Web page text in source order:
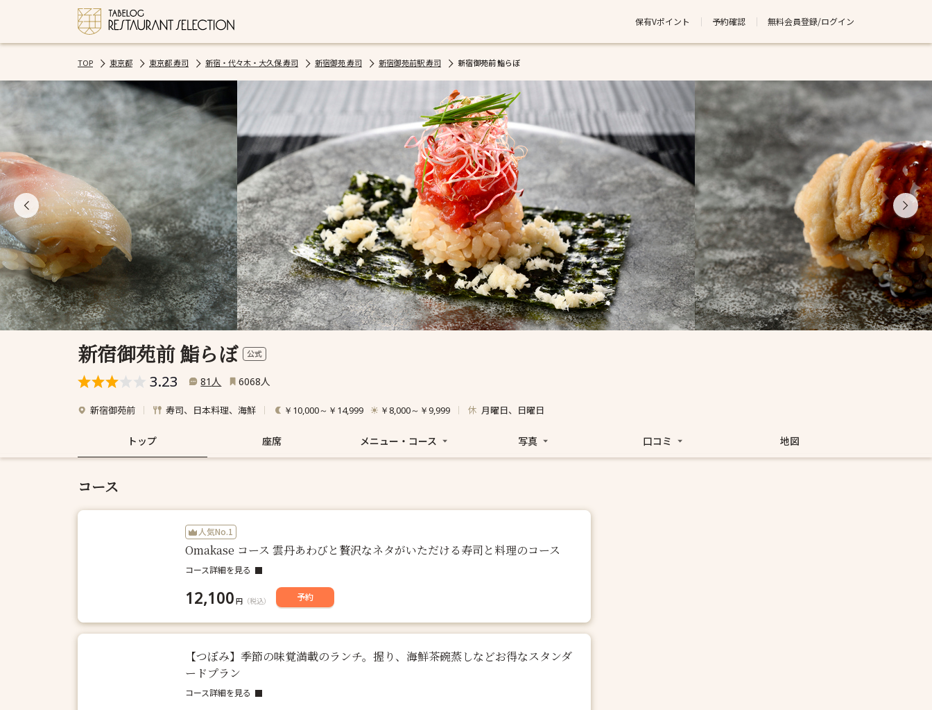
保有Vポイント 予約確認 無料会員登録/ログイン
TOP 東京都 東京都 寿司 新宿・代々木・大久保 寿司 新宿御苑 寿司 新宿御苑前駅 寿司 新宿御苑前 鮨らぼ
新宿御苑前 鮨らぼ 公式
3.23 81人 6068人
新宿御苑前 寿司、日本料理、海鮮 ￥10,000～￥14,999 ￥8,000～￥9,999 休 月曜日、日曜日
トップ 座席 メニュー・コース 写真 口コミ 地図
コース
人気No.1
Omakase コース 雲丹あわびと贅沢なネタがいただける寿司と料理のコース
コース詳細を見る
12,100 円 （税込） 予約
【つぼみ】季節の味覚満載のランチ。握り、海鮮茶碗蒸しなどお得なスタンダ
ードプラン
コース詳細を見る